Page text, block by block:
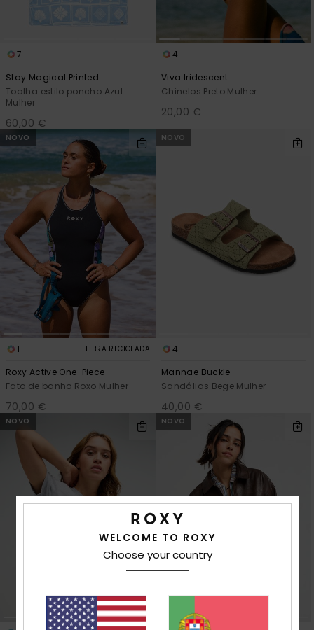
7
Stay Magical Printed
Toalha estilo poncho Azul
Mulher
60,00 €
4
Viva Iridescent
Chinelos Preto Mulher
20,00 €
NOVO
1 FIBRA RECICLADA
Roxy Active One-Piece
Fato de banho Roxo Mulher
70,00 €
NOVO
4
Mannae Buckle
Sandálias Bege Mulher
40,00 €
NOVO NOVO
WELCOME TO ROXY
Choose your country